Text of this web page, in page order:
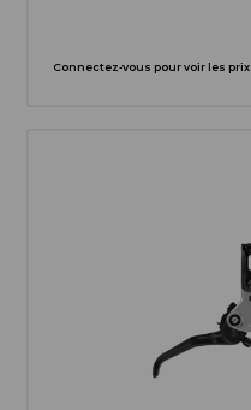
Connectez-vous pour voir les prix.